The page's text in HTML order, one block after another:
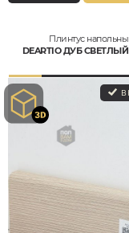
Плинтус
DEARTIO ДУБ СВЕТЛЫЙ
В